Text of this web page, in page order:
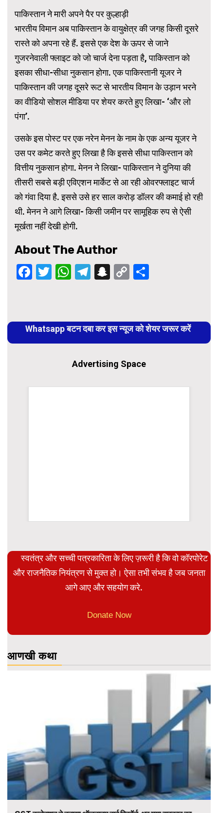
पाकिस्तान ने मारी अपने पैर पर कुल्हाड़ी
भारतीय विमान अब पाकिस्तान के वायुक्षेत्र की जगह किसी दूसरे
रास्ते को अपना रहे हैं. इससे एक देश के ऊपर से जाने
गुजरनेवाली फ्लाइट को जो चार्ज देना पड़ता है, पाकिस्तान को
इसका सीधा-सीधा नुकसान होगा. एक पाकिस्तानी यूजर ने
पाकिस्तान की जगह दूसरे रूट से भारतीय विमान के उड़ान भरने
का वीडियो सोशल मीडिया पर शेयर करते हुए लिखा- ‘और लो
पंगा’.
उसके इस पोस्ट पर एक नरेन मेनन के नाम के एक अन्य यूजर ने
उस पर कमेट करते हुए लिखा है कि इससे सीधा पाकिस्तान को
वित्तीय नुकसान होगा. मेनन ने लिखा- पाकिस्तान ने दुनिया की
तीसरी सबसे बड़ी एविएशन मार्केट से आ रही ओवरफ्लाइट चार्ज
को गंवा दिया है. इससे उसे हर साल करोड़ डॉलर की कमाई हो रही
थी. मेनन ने आगे लिखा- किसी जमीन पर सामूहिक रुप से ऐसी
मूर्खता नहीं देखी होगी.
About The Author
Facebook
Twitter
WhatsApp
Telegram
Snapchat
Copy
Reading
Whatsapp बटन दबा कर इस न्यूज को शेयर जरूर करें
Advertising Space
स्वतंत्र और सच्ची पत्रकारिता के लिए ज़रूरी है कि वो कॉरपोरेट
और राजनैतिक नियंत्रण से मुक्त हो। ऐसा तभी संभव है जब जनता
आगे आए और सहयोग करे.
Donate Now
आणखी कथा